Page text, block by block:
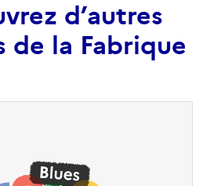
d’autres
de la Fabrique